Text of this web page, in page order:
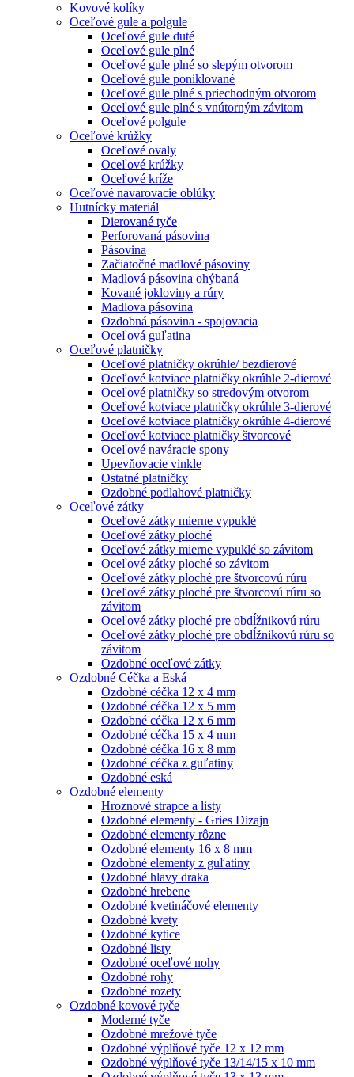
Kovové kolíky
Oceľové gule a polgule
Oceľové gule duté
Oceľové gule plné
Oceľové gule plné so slepým otvorom
Oceľové gule poniklované
Oceľové gule plné s priechodným otvorom
Oceľové gule plné s vnútorným závitom
Oceľové polgule
Oceľové krúžky
Oceľové ovaly
Oceľové krúžky
Oceľové kríže
Oceľové navarovacie oblúky
Hutnícky materiál
Dierované tyče
Perforovaná pásovina
Pásovina
Začiatočné madlové pásoviny
Madlová pásovina ohýbaná
Kované jokloviny a rúry
Madlova pásovina
Ozdobná pásovina - spojovacia
Oceľová guľatina
Oceľové platničky
Oceľové platničky okrúhle/ bezdierové
Oceľové kotviace platničky okrúhle 2-dierové
Oceľové platničky so stredovým otvorom
Oceľové kotviace platničky okrúhle 3-dierové
Oceľové kotviace platničky okrúhle 4-dierové
Oceľové kotviace platničky štvorcové
Oceľové naváracie spony
Upevňovacie vinkle
Ostatné platničky
Ozdobné podlahové platničky
Oceľové zátky
Oceľové zátky mierne vypuklé
Oceľové zátky ploché
Oceľové zátky mierne vypuklé so závitom
Oceľové zátky ploché so závitom
Oceľové zátky ploché pre štvorcovú rúru
Oceľové zátky ploché pre štvorcovú rúru so
závitom
Oceľové zátky ploché pre obdĺžnikovú rúru
Oceľové zátky ploché pre obdĺžnikovú rúru so
závitom
Ozdobné oceľové zátky
Ozdobné Céčka a Eská
Ozdobné céčka 12 x 4 mm
Ozdobné céčka 12 x 5 mm
Ozdobné céčka 12 x 6 mm
Ozdobné céčka 15 x 4 mm
Ozdobné céčka 16 x 8 mm
Ozdobné céčka z guľatiny
Ozdobné eská
Ozdobné elementy
Hroznové strapce a listy
Ozdobné elementy - Gries Dizajn
Ozdobné elementy rôzne
Ozdobné elementy 16 x 8 mm
Ozdobné elementy z guľatiny
Ozdobné hlavy draka
Ozdobné hrebene
Ozdobné kvetináčové elementy
Ozdobné kvety
Ozdobné kytice
Ozdobné listy
Ozdobné oceľové nohy
Ozdobné rohy
Ozdobné rozety
Ozdobné kovové tyče
Moderné tyče
Ozdobné mrežové tyče
Ozdobné výplňové tyče 12 x 12 mm
Ozdobné výplňové tyče 13/14/15 x 10 mm